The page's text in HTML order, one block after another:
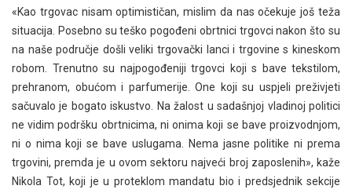
«Kao trgovac nisam optimističan, mislim da nas očekuje još teža
situacija. Posebno su teško pogođeni obrtnici trgovci nakon što su
na naše područje došli veliki trgovački lanci i trgovine s kineskom
robom. Trenutno su najpogođeniji trgovci koji s bave tekstilom,
prehranom, obućom i parfumerije. One koji su uspjeli preživjeti
sačuvalo je bogato iskustvo. Na žalost u sadašnjoj vladinoj politici
ne vidim podršku obrtnicima, ni onima koji se bave proizvodnjom,
ni o nima koji se bave uslugama. Nema jasne politike ni prema
trgovini, premda je u ovom sektoru najveći broj zaposlenih», kaže
Nikola Tot, koji je u proteklom mandatu bio i predsjednik sekcije